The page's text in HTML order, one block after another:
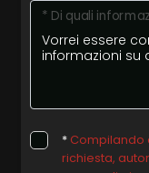
* Di quali
* Compilando
richiesta,